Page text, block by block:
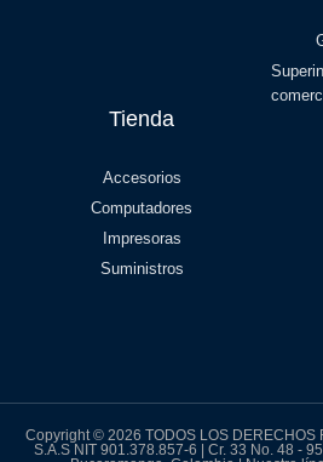
Tienda
Accesorios
Computadores
Impresoras
Suministros
Copyright © 2026 TODOS LOS DERECHOS
S.A.S NIT 901.378.857-6 | Cr. 33 No. 48 -